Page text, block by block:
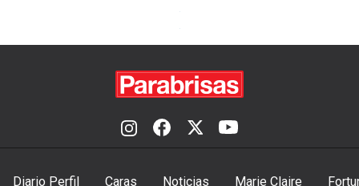
Diario Perfil Caras Noticias Marie Claire